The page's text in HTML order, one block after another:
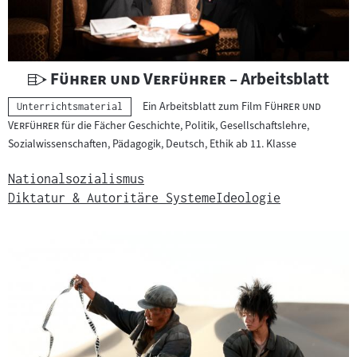
r
i
a
l
:
U
n
t
e
r
i
m
a
t
"
Führer und Verführer "
– Arbeitsblatt
Kategorie:
Unterrichtsmaterial Ein Arbeitsblatt zum Film "Führer und
Verführer"für die Fächer Geschichte, Politik, Gesellschaftslehre,
Sozialwissenschaften, Pädagogik, Deutsch, Ethik ab 11. Klasse
Nationalsozialismus
Diktatur & Autoritäre SystemeIdeologie